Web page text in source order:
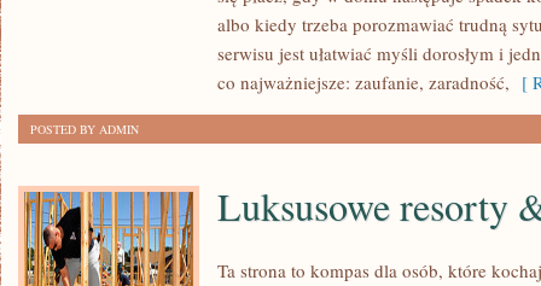
albo kiedy trzeba porozmawiać trudną
serwisu jest ułatwiać myśli dorosłym i
co najważniejsze: zaufanie, zaradność, [
POSTED BY ADMIN
Luksusowe resorty
Ta strona to kompas dla osób, które